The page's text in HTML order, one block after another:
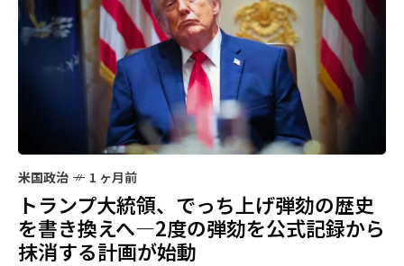
米国政治 1 ヶ月前
トランプ大統領、でっち上げ弾劾の歴史
を書き換えへ—2度の弾劾を公式記録から
抹消する計画が始動